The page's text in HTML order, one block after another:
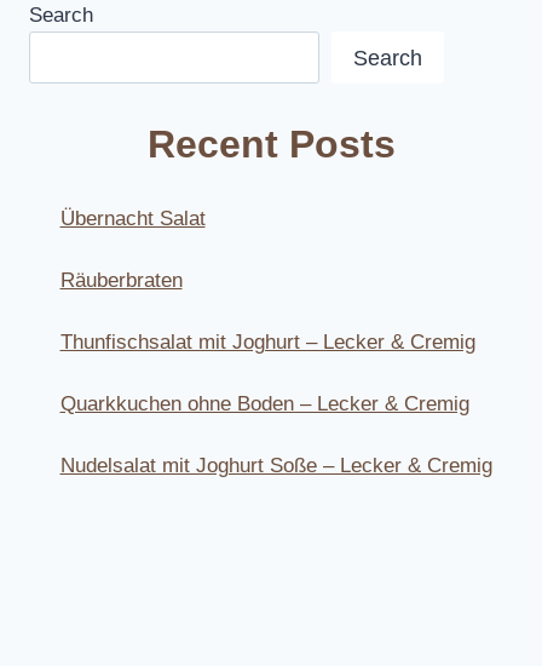
Search
Search
Recent Posts
Übernacht Salat
Räuberbraten
Thunfischsalat mit Joghurt – Lecker & Cremig
Quarkkuchen ohne Boden – Lecker & Cremig
Nudelsalat mit Joghurt Soße – Lecker & Cremig